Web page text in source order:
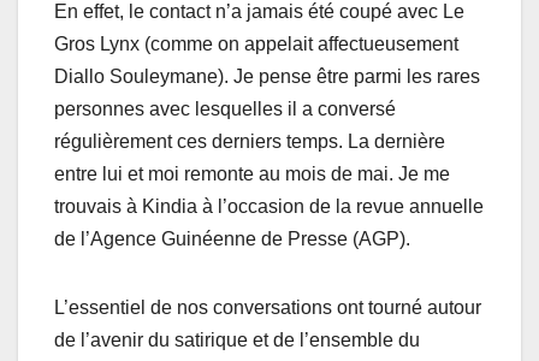
En effet, le contact n’a jamais été coupé avec Le
Gros Lynx (comme on appelait affectueusement
Diallo Souleymane). Je pense être parmi les rares
personnes avec lesquelles il a conversé
régulièrement ces derniers temps. La dernière
entre lui et moi remonte au mois de mai. Je me
trouvais à Kindia à l’occasion de la revue annuelle
de l’Agence Guinéenne de Presse (AGP).
L’essentiel de nos conversations ont tourné autour
de l’avenir du satirique et de l’ensemble du